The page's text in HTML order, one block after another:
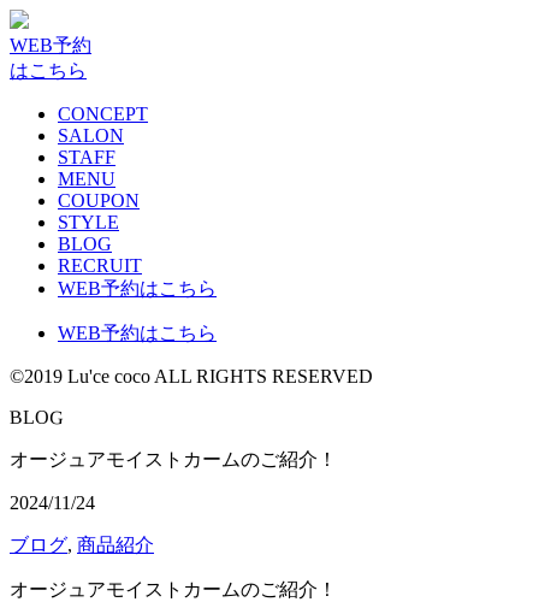
WEB予約
はこちら
CONCEPT
SALON
STAFF
MENU
COUPON
STYLE
BLOG
RECRUIT
WEB予約はこちら
WEB予約はこちら
©2019 Lu'ce coco ALL RIGHTS RESERVED
BLOG
オージュアモイストカームのご紹介！
2024/11/24
ブログ, 商品紹介
オージュアモイストカームのご紹介！